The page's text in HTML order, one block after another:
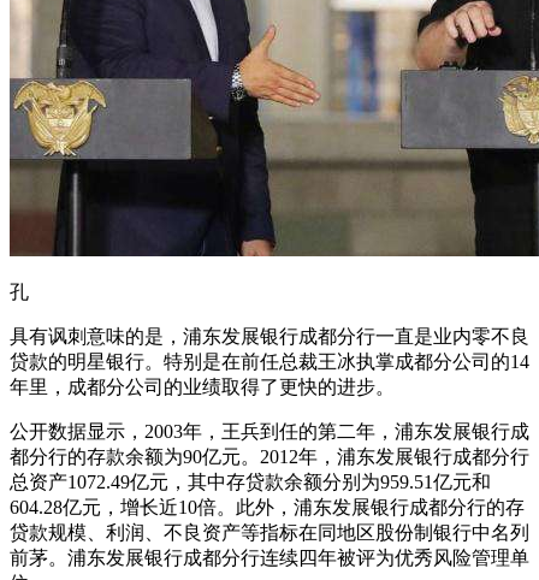
孔
具有讽刺意味的是，浦东发展银行成都分行一直是业内零不良
贷款的明星银行。特别是在前任总裁王冰执掌成都分公司的14
年里，成都分公司的业绩取得了更快的进步。
公开数据显示，2003年，王兵到任的第二年，浦东发展银行成
都分行的存款余额为90亿元。2012年，浦东发展银行成都分行
总资产1072.49亿元，其中存贷款余额分别为959.51亿元和
604.28亿元，增长近10倍。此外，浦东发展银行成都分行的存
贷款规模、利润、不良资产等指标在同地区股份制银行中名列
前茅。浦东发展银行成都分行连续四年被评为优秀风险管理单